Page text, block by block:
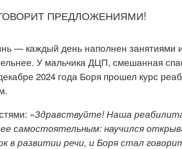
ПРЕДЛОЖЕНИЯМИ!
— каждый день наполнен занятиями
У мальчика ДЦП, смешанная
2024 года Боря прошел курс
«Здравствуйте!Наша р
самостоятельным: научился
в развитии речи, и Боря стал